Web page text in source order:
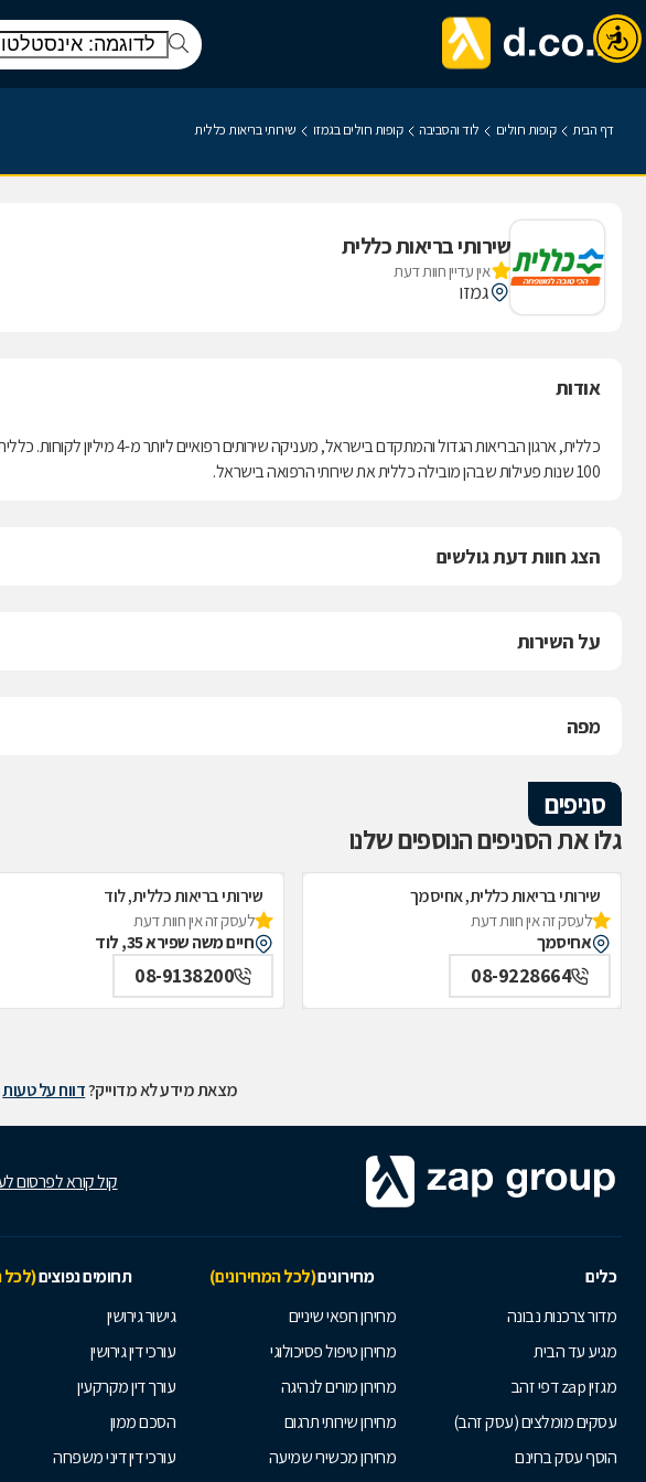
דף הבית קופות חולים לוד והסביבה קופות חולים בגמזו שירותי בריאות כללית
שירותי בריאות כללית
אין עדיין חוות דעת
גמזו
אודות
כללית, ארגון הבריאות הגדול
100 שנות פעילות שבהן מובילה כללית את שירותי הרפואה בישראל.
הצג חוות דעת גולשים
על השירות
מפה
סניפים
גלו את הסניפים הנוספים שלנו
שירותי בריאות כללית, אחיסמך
לעסק זה אין חוות דעת
אחיסמך
08-9228664
שירותי בריאות כללית, לוד
לעסק זה אין חוות דעת
חיים משה שפירא 35, לוד
08-9138200
מצאת מידע לא מדוייק?דווח על טעות
קול קורא לפרסום
כלים מחירונים(לכל המחירונים) תחומים נפוצים(לכל
מדור צרכנות נבונה
מגיע עד הבית
מגזין zap דפי זהב
עסקים מומלצים (עסק זהב)
הוסף עסק בחינם
מחירון רופאי שיניים
מחירון טיפול פסיכולוגי
מחירון מורים לנהיגה
מחירון שירותי תרגום
מחירון מכשירי שמיעה
גישור גירושין
עורכי דין גירושין
עורך דין מקרקעין
הסכם ממון
עורכי דין דיני משפחה